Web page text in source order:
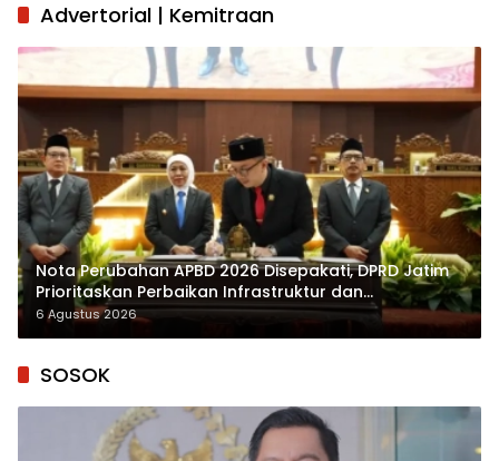
Advertorial | Kemitraan
Nota Perubahan APBD 2026 Disepakati, DPRD Jatim
Prioritaskan Perbaikan Infrastruktur dan
Penyelesaian TPG
6 Agustus 2026
SOSOK